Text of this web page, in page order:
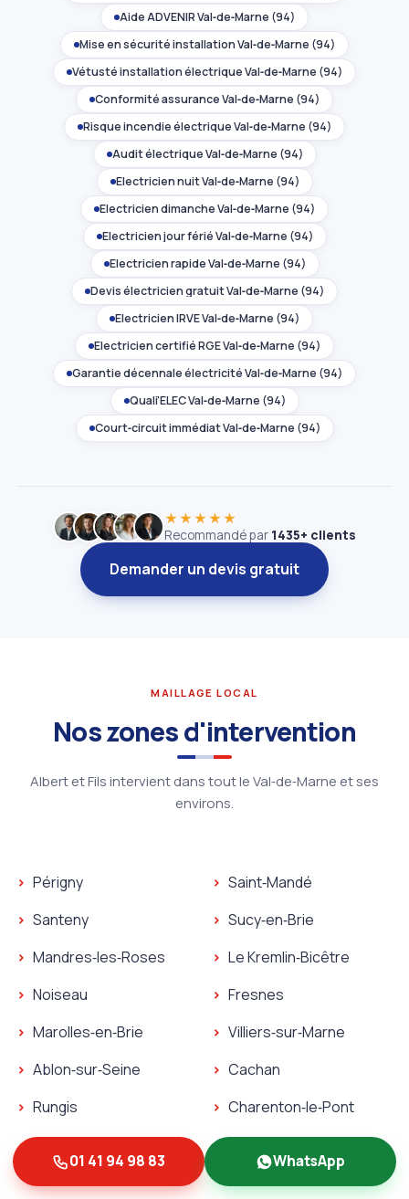
Aide ADVENIR Val‑de‑Marne (94)
Mise en sécurité installation Val‑de‑Marne (94)
Vétusté installation électrique Val‑de‑Marne (94)
Conformité assurance Val‑de‑Marne (94)
Risque incendie électrique Val‑de‑Marne (94)
Audit électrique Val‑de‑Marne (94)
Électricien nuit Val‑de‑Marne (94)
Électricien dimanche Val‑de‑Marne (94)
Électricien jour férié Val‑de‑Marne (94)
Électricien rapide Val‑de‑Marne (94)
Devis électricien gratuit Val‑de‑Marne (94)
Électricien IRVE Val‑de‑Marne (94)
Électricien certifié RGE Val‑de‑Marne (94)
Garantie décennale électricité Val‑de‑Marne (94)
Quali'ELEC Val‑de‑Marne (94)
Court‑circuit immédiat Val‑de‑Marne (94)
★★★★★
Recommandé par 1435+ clients
Demander un devis gratuit
MAILLAGE LOCAL
Nos zones d'intervention
Albert et Fils intervient dans tout le Val‑de‑Marne et ses
environs.
Périgny
Plombier Périgny
Santeny
Plombier Santeny
Mandres‑les‑Roses
Plombier Mandres‑les‑Roses
Noiseau
Plombier Noiseau
Marolles‑en‑Brie
Plombier Marolles‑en‑Brie
Ablon‑sur‑Seine
Plombier Ablon‑sur‑Seine
Rungis
Plombier Rungis
Serrurier Rungis
Villecresnes
Plombier Villecresnes
Ormesson‑sur‑Marne
Plombier Orly
Saint‑Mandé
Plombier Saint‑Mandé
Sucy‑en‑Brie
Plombier Sucy‑en‑Brie
Le Kremlin‑Bicêtre
Fresnes
Plombier Fresnes
Villiers‑sur‑Marne
Plombier
Cachan
Plombier Cachan
Charenton‑le‑Pont
Plombier
Serrurier
Plombier Thiais
L'Haÿ‑les‑Roses
01 41 94 98 83 WhatsApp